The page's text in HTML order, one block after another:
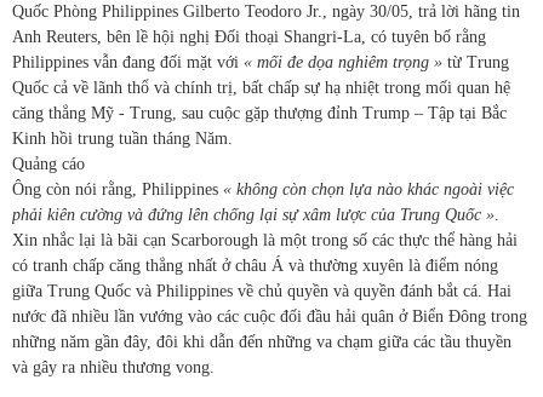
Quốc Phòng Philippines Gilberto Teodoro Jr., ngày 30/05, trả lời hãng tin
Anh Reuters, bên lề hội nghị Đối thoại Shangri-La, có tuyên bố rằng
Philippines vẫn đang đối mặt với « mối đe dọa nghiêm trọng » từ Trung
Quốc cả về lãnh thổ và chính trị, bất chấp sự hạ nhiệt trong mối quan hệ
căng thẳng Mỹ - Trung, sau cuộc gặp thượng đỉnh Trump – Tập tại Bắc
Kinh hồi trung tuần tháng Năm.
Quảng cáo
Ông còn nói rằng, Philippines « không còn chọn lựa nào khác ngoài việc
phải kiên cường và đứng lên chống lại sự xâm lược của Trung Quốc ».
Xin nhắc lại là bãi cạn Scarborough là một trong số các thực thể hàng hải
có tranh chấp căng thẳng nhất ở châu Á và thường xuyên là điểm nóng
giữa Trung Quốc và Philippines về chủ quyền và quyền đánh bắt cá. Hai
nước đã nhiều lần vướng vào các cuộc đối đầu hải quân ở Biển Đông trong
những năm gần đây, đôi khi dẫn đến những va chạm giữa các tầu thuyền
và gây ra nhiều thương vong.